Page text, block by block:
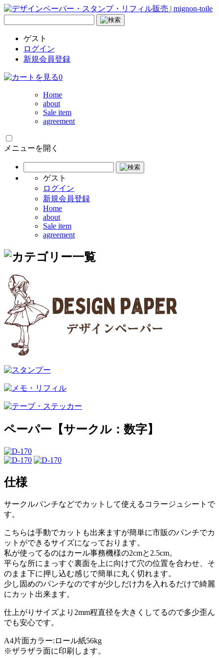
ゲスト
ログイン
新規会員登録
0
Home
about
Sale item
agreement
メニューを開く
ゲスト
ログイン
新規会員登録
Home
about
Sale item
agreement
ペーパー【サークル：数字】
仕様
サークルパンチなどでカットして使えるコラージュシートで
す。
こちらは手動でカットも出来ますが簡単に市販のパンチでカ
ットができるサイズになっております。
私が使ってるのはカール事務機様の2cmと2.5cm。
平らな所にまっすぐ裏面を上に向けて穴の位置を合わせ、そ
のまま下に押し込む感じで簡単に丸く切れます。
少し固めのパンチなのですが少しだけ力を入れるだけで綺麗
にカット出来ます。
仕上がりサイズより2mm程直径を大きくしてるので多少歪ん
でも安心です。
A4片面カラー:ロール紙56kg
※ザラザラ面に印刷します。